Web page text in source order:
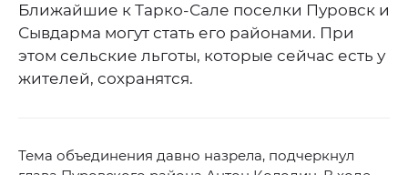
Ближайшие к Тарко-Сале поселки Пуровск и
Сывдарма могут стать его районами. При
этом сельские льготы, которые сейчас есть у
жителей, сохранятся.
Тема объединения давно назрела, подчеркнул